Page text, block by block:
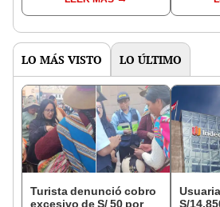
LO MÁS VISTO LO ÚLTIMO
Turista denunció cobro
excesivo de S/ 50 por
S/